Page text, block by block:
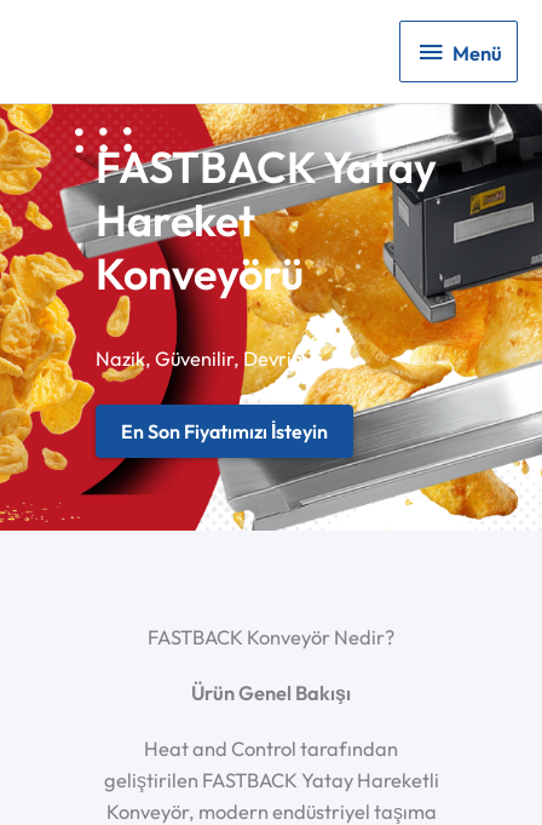
Menü
Menü
FASTBACK Yatay
Hareket
Konveyörü
Nazik, Güvenilir, Devrimci
En Son Fiyatımızı İsteyin
FASTBACK Konveyör Nedir?
Ürün Genel Bakışı
Heat and Control tarafından
geliştirilen FASTBACK Yatay Hareketli
Konveyör, modern endüstriyel taşıma